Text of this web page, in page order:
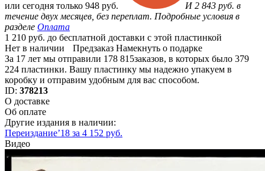
или сегодня только 948 руб.
И 2 843 руб. в
течение двух месяцев, без переплат. Подробные условия в
разделе Оплата
1 210 руб. до бесплатной доставки с этой пластинкой
Нет в наличии
Предзаказ Намекнуть о подарке
За 17 лет мы отправили 178 815заказов, в которых было 379
224 пластинки. Вашу пластинку мы надежно упакуем в
коробку и отправим удобным для вас способом.
ID: 378213
О доставке
Об оплате
Другие издания в наличии:
Переиздание’18 за 4 152 руб.
Видео